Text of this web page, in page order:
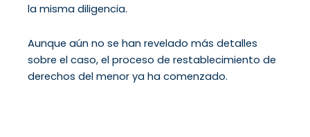
la misma diligencia.
Aunque aún no se han revelado más detalles
sobre el caso, el proceso de restablecimiento de
derechos del menor ya ha comenzado.